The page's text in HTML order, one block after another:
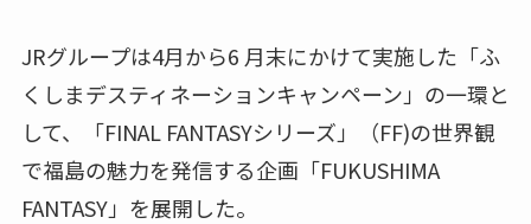
JRグループは4月から6 月末にかけて実施した「ふ
くしまデスティネーションキャンペーン」の一環と
して、「FINAL FANTASYシリーズ」（FF)の世界観
で福島の魅力を発信する企画「FUKUSHIMA
FANTASY」を展開した。